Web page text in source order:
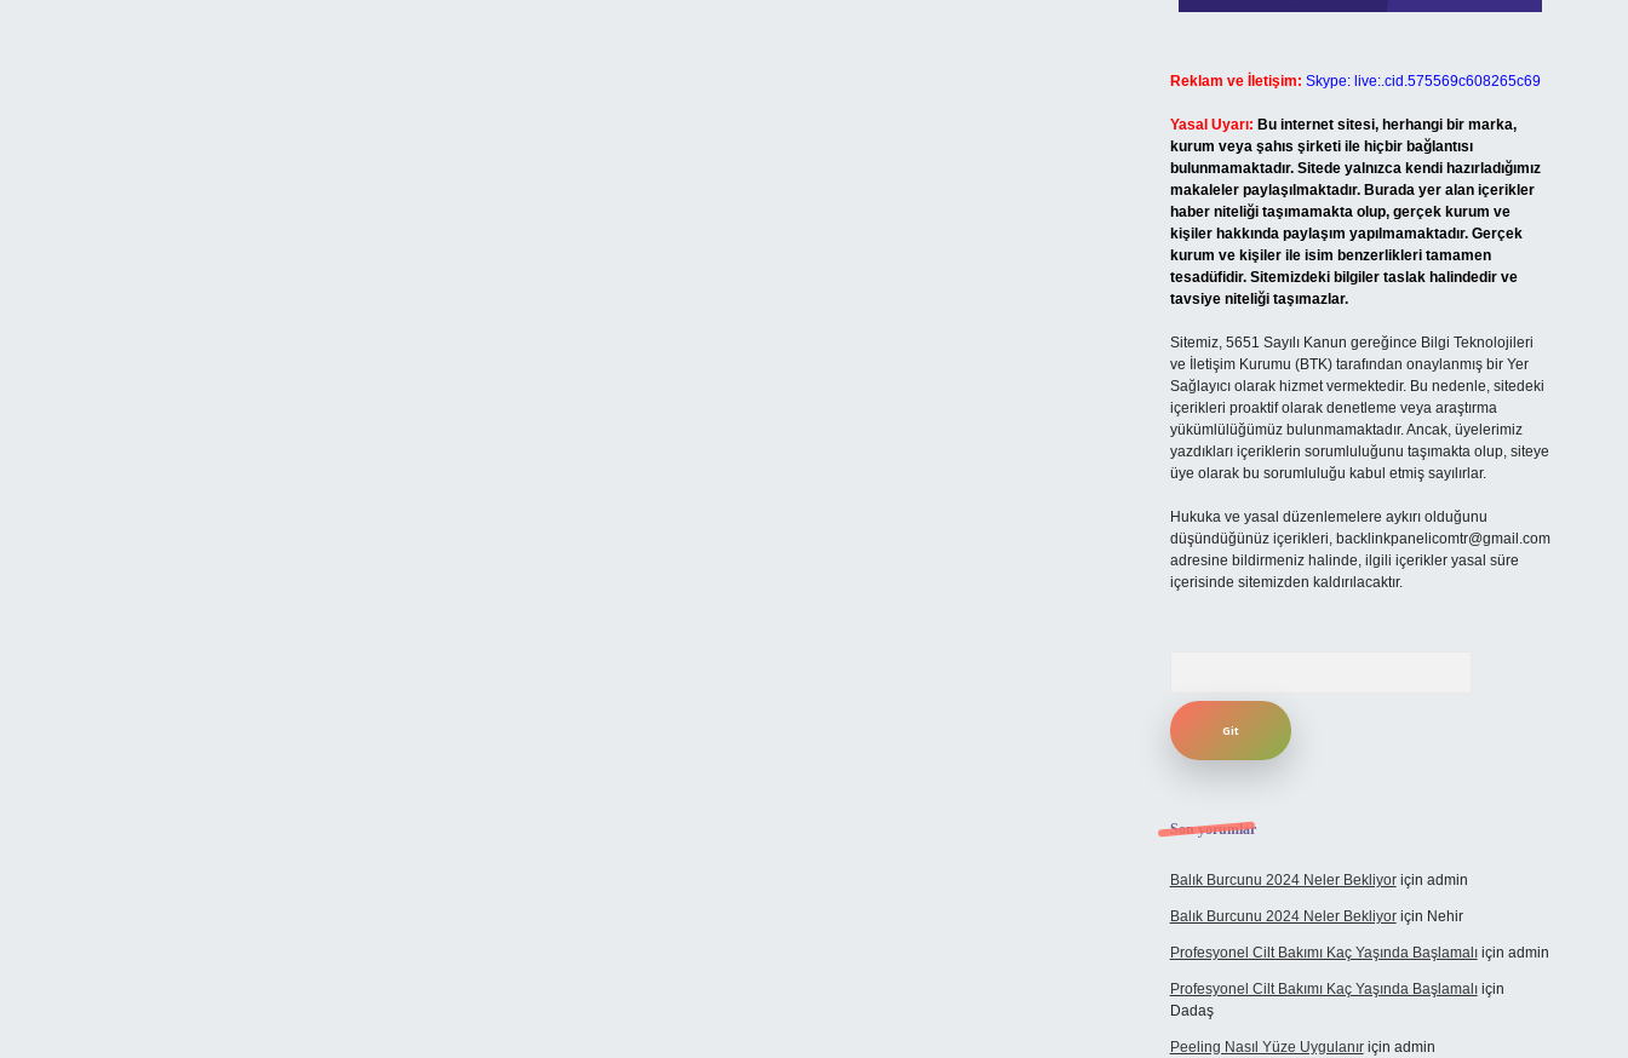
Reklam ve İletişim: Skype: live:.cid.575569c608265c69
Yasal Uyarı: Bu internet sitesi, herhangi bir marka,
kurum veya şahıs şirketi ile hiçbir bağlantısı
bulunmamaktadır. Sitede yalnızca kendi hazırladığımız
makaleler paylaşılmaktadır. Burada yer alan içerikler
haber niteliği taşımamakta olup, gerçek kurum ve
kişiler hakkında paylaşım yapılmamaktadır. Gerçek
kurum ve kişiler ile isim benzerlikleri tamamen
tesadüfidir. Sitemizdeki bilgiler taslak halindedir ve
tavsiye niteliği taşımazlar.
Sitemiz, 5651 Sayılı Kanun gereğince Bilgi Teknolojileri
ve İletişim Kurumu (BTK) tarafından onaylanmış bir Yer
Sağlayıcı olarak hizmet vermektedir. Bu nedenle, sitedeki
içerikleri proaktif olarak denetleme veya araştırma
yükümlülüğümüz bulunmamaktadır. Ancak, üyelerimiz
yazdıkları içeriklerin sorumluluğunu taşımakta olup, siteye
üye olarak bu sorumluluğu kabul etmiş sayılırlar.
Hukuka ve yasal düzenlemelere aykırı olduğunu
düşündüğünüz içerikleri, backlinkpanelicomtr@gmail.com
adresine bildirmeniz halinde, ilgili içerikler yasal süre
içerisinde sitemizden kaldırılacaktır.
Son yorumlar
Balık Burcunu 2024 Neler Bekliyoriçin admin
Balık Burcunu 2024 Neler Bekliyoriçin Nehir
Profesyonel Cilt Bakımı Kaç Yaşında Başlamalıiçin admin
Profesyonel Cilt Bakımı Kaç Yaşında Başlamalıiçin
Dadaş
Peeling Nasıl Yüze Uygulanıriçin admin